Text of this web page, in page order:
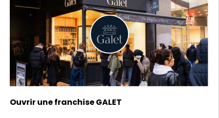
Ouvrir une franchise GALET